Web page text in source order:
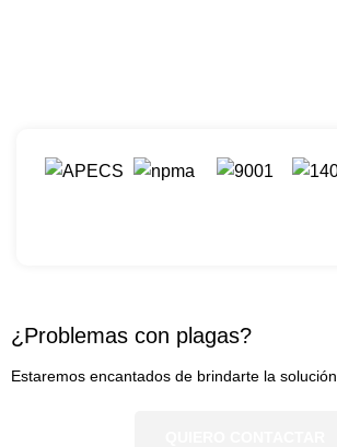
¿Problemas con plagas?
Estaremos encantados de brindarte la solución